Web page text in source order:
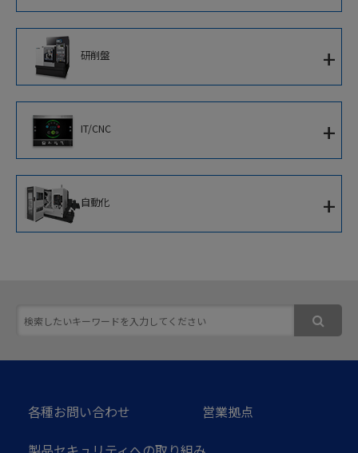
立形CNC旋盤
アルミホイール加工専用機
5面加工門形マシニングセンタ
門形マシニングセンタ
研削盤 +
CNC円筒研削盤
CNC内端面研削盤
IT/CNC +
新世代知能化CNC
IoTソリューション
自動化 +
スマート加工セルコントローラ
各種お問い合わせ
営業拠点